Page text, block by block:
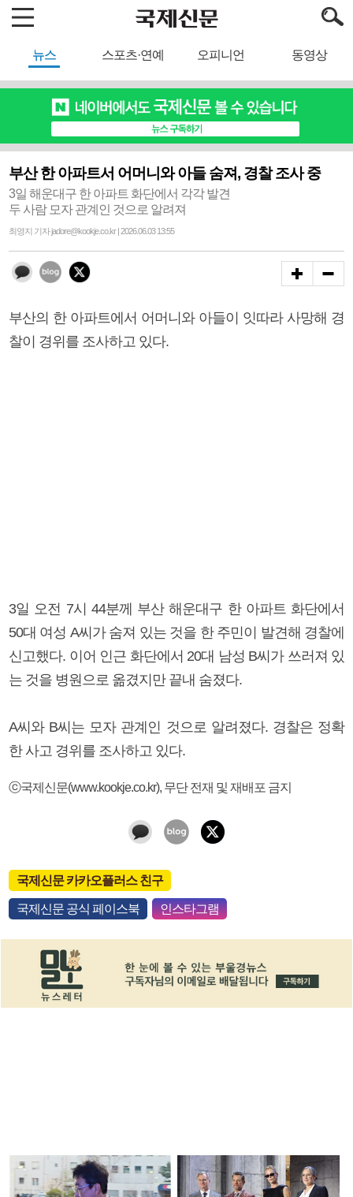
뉴스 스포츠·연예 오피니언 동영상
부산 한 아파트서 어머니와 아들 숨져, 경찰 조사 중
3일 해운대구 한 아파트 화단에서 각각 발견
두 사람 모자 관계인 것으로 알려져
최영지 기자 jadore@kookje.co.kr | 2026.06.03 13:55
부산의 한 아파트에서 어머니와 아들이 잇따라 사망해 경
찰이 경위를 조사하고 있다.
3일 오전 7시 44분께 부산 해운대구 한 아파트 화단에서
50대 여성 A씨가 숨져 있는 것을 한 주민이 발견해 경찰에
신고했다. 이어 인근 화단에서 20대 남성 B씨가 쓰러져 있
는 것을 병원으로 옮겼지만 끝내 숨졌다.
A씨와 B씨는 모자 관계인 것으로 알려졌다. 경찰은 정확
한 사고 경위를 조사하고 있다.
ⓒ국제신문(www.kookje.co.kr), 무단 전재 및 재배포 금지
국제신문 카카오플러스 친구
국제신문 공식 페이스북 인스타그램